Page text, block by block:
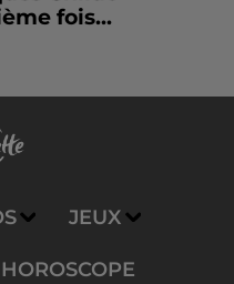
fois...
JEUX
HOROSCOPE